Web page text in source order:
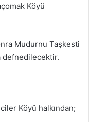
Köyü
Mudurnu Taşkesti
defnedilecektir.
Köyü halkından;